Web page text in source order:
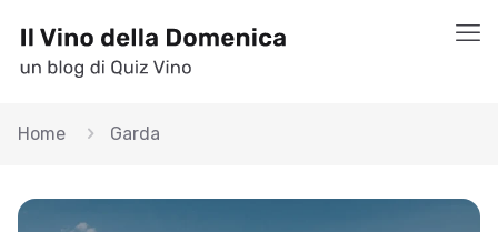
Home Garda